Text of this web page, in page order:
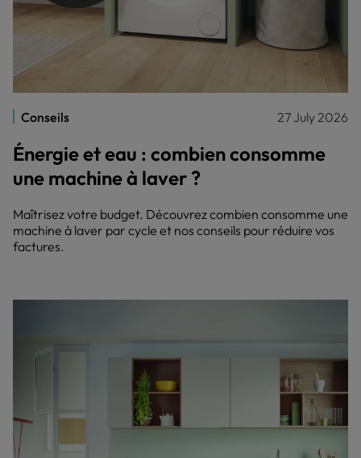
Conseils 27 July 2026
Énergie et eau : combien consomme
une machine à laver ?
Maîtrisez votre budget. Découvrez combien consomme une
machine à laver par cycle et nos conseils pour réduire vos
factures.